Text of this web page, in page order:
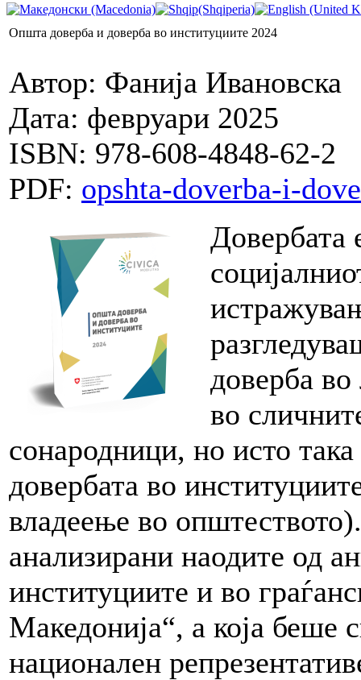
Општа доверба и доверба во институциите 2024
Автор: Фанија Ивановска
Дата: февруари 2025
ISBN: 978-608-4848-62-2
PDF: opshta-doverba-i-
Довербата
доверба
во
сонародници, но исто
довербата во
владеење во
анализирани наодите од
институциите и во
Македонија“, а која беше
национален